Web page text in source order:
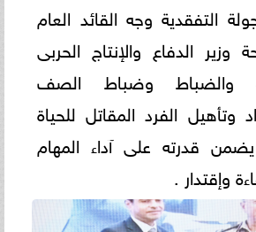
التفقدية وجه القائد العام
وزير الدفاع والإنتاج الحربى
والضباط وضباط الصف
وتأهيل الفرد المقاتل للحياة
قدرته على آداء المهام
وإقتدار .